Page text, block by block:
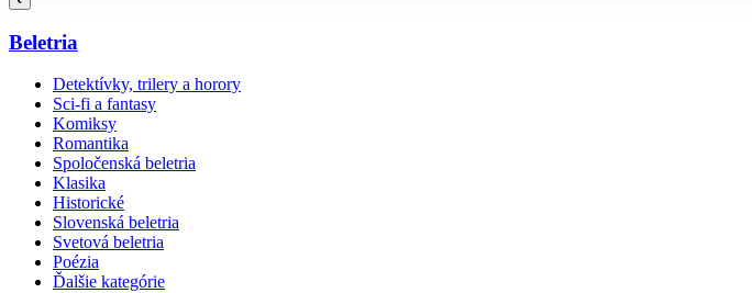
Beletria
Detektívky, trilery a horory
Sci-fi a fantasy
Komiksy
Romantika
Spoločenská beletria
Klasika
Historické
Slovenská beletria
Svetová beletria
Poézia
Ďalšie kategórie